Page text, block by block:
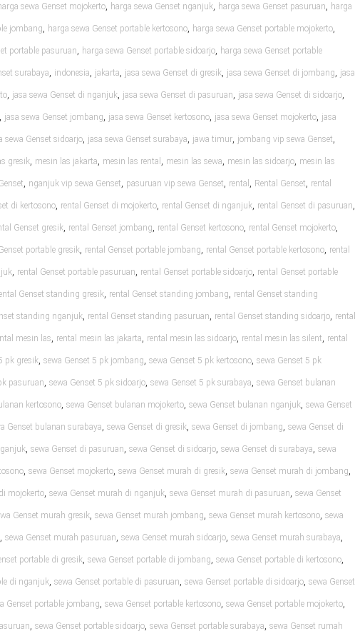
sewa Genset mojokerto, harga sewa Genset nganjuk, harga sewa Genset pasuruan, harga
jombang, harga sewa Genset portable kertosono, harga sewa Genset portable mojokerto,
portable pasuruan, harga sewa Genset portable sidoarjo, harga sewa Genset portable
surabaya, indonesia, jakarta, jasa sewa Genset di gresik, jasa sewa Genset di jombang, jasa
, jasa sewa Genset di nganjuk, jasa sewa Genset di pasuruan, jasa sewa Genset di sidoarjo,
, jasa sewa Genset jombang, jasa sewa Genset kertosono, jasa sewa Genset mojokerto, jasa
sewa Genset sidoarjo, jasa sewa Genset surabaya, jawa timur, jombang vip sewa Genset,
gresik, mesin las jakarta, mesin las rental , mesin las sewa, mesin las sidoarjo, mesin las
, nganjuk vip sewa Genset, pasuruan vip sewa Genset, rental , Rental Genset, rental
di kertosono, rental Genset di mojokerto, rental Genset di nganjuk, rental Genset di pasuruan,
Genset gresik, rental Genset jombang, rental Genset kertosono, rental Genset mojokerto,
portable gresik, rental Genset portable jombang, rental Genset portable kertosono, rental
, rental Genset portable pasuruan, rental Genset portable sidoarjo, rental Genset portable
Genset standing gresik, rental Genset standing jombang, rental Genset standing
standing nganjuk, rental Genset standing pasuruan, rental Genset standing sidoarjo, rental
mesin las, rental mesin las jakarta, rental mesin las sidoarjo, rental mesin las silent, rental
pk gresik, sewa Genset 5 pk jombang, sewa Genset 5 pk kertosono, sewa Genset 5 pk
pasuruan, sewa Genset 5 pk sidoarjo, sewa Genset 5 pk surabaya, sewa Genset bulanan
kertosono, sewa Genset bulanan mojokerto, sewa Genset bulanan nganjuk, sewa Genset
Genset bulanan surabaya, sewa Genset di gresik, sewa Genset di jombang, sewa Genset di
, sewa Genset di pasuruan, sewa Genset di sidoarjo, sewa Genset di surabaya, sewa
, sewa Genset mojokerto, sewa Genset murah di gresik, sewa Genset murah di jombang,
mojokerto, sewa Genset murah di nganjuk, sewa Genset murah di pasuruan, sewa Genset
Genset murah gresik, sewa Genset murah jombang, sewa Genset murah kertosono, sewa
, sewa Genset murah pasuruan, sewa Genset murah sidoarjo, sewa Genset murah surabaya,
portable di gresik, sewa Genset portable di jombang, sewa Genset portable di kertosono,
di nganjuk, sewa Genset portable di pasuruan, sewa Genset portable di sidoarjo, sewa Genset
Genset portable jombang, sewa Genset portable kertosono, sewa Genset portable mojokerto,
, sewa Genset portable sidoarjo, sewa Genset portable surabaya, sewa Genset rumah